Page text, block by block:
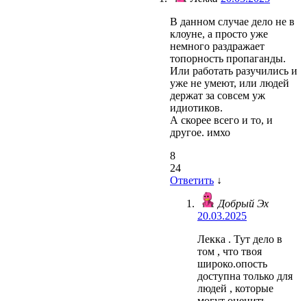
В данном случае дело не в
клоуне, а просто уже
немного раздражает
топорность пропаганды.
Или работать разучились и
уже не умеют, или людей
держат за совсем уж
идиотиков.
А скорее всего и то, и
другое. имхо
8
24
Ответить ↓
Добрый Эх
20.03.2025
Лекка . Тут дело в
том , что твоя
широко.опость
доступна только для
людей , которые